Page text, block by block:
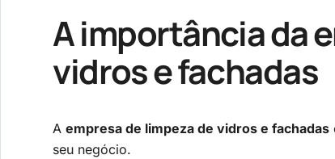
A importância da
vidros e fachadas
A empresa de limpeza de vidros e fachadas
seu negócio.